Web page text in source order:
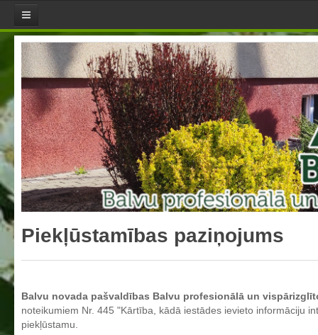
Aktualitātes
Jaunumi
Direktores sleja
Pasākumu plāns
Skola
Misija, mērķi un vērtības
Skolotāji
Skolas himna
Pašvērtējuma ziņojumi
Aktualizētais pašvērtējuma ziņojums 2023
Aktualizētais pašvērtējuma ziņojums 2024
Piekļūstamības paziņojums
Balvu novada pašvaldības Balvu profesionālā un
noteikumiem Nr. 445 "Kārtība, kādā iestādes ievieto informāciju
piekļūstamu.